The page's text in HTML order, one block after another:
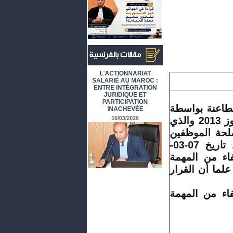
L'ACTIONNARIAT
SALARIÉ AU MAROC :
ENTRE INTÉGRATION
JURIDIQUE ET
PARTICIPATION
INACHEVÉE
16/03/2026
بواسطة
نائبها، المودع بكتابة ضبط هذه المحكمة بتاريخ 10 يوليوز 2013 والذي
الموظفين
ذ تاريخ 07-03-
15-05-2013 بمقرر إعفاء من المهمة
أن القرار
من المهمة